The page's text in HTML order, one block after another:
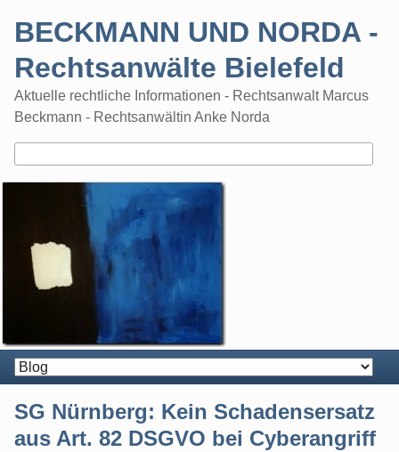
BECKMANN UND NORDA -
Rechtsanwälte Bielefeld
Aktuelle rechtliche Informationen - Rechtsanwalt Marcus
Beckmann - Rechtsanwältin Anke Norda
SG Nürnberg: Kein Schadensersatz
aus Art. 82 DSGVO bei Cyberangriff